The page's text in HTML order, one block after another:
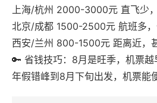
上海/杭州 2000-3000元 直飞少
北京/成都 1500-2500元 航班多
西安/兰州 800-1500元 距离近，
🔑 省钱技巧：8月是旺季，机票
年假错峰到8月下旬出发，机票能